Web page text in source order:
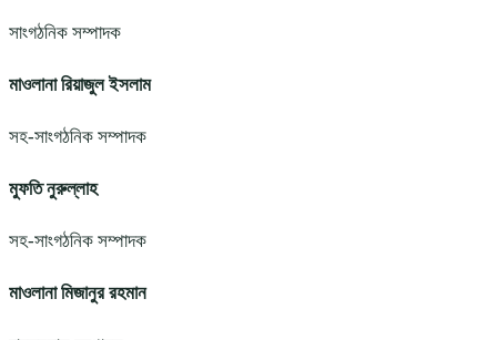
সাংগঠনিক সম্পাদক
মাওলানা রিয়াজুল ইসলাম
সহ-সাংগঠনিক সম্পাদক
মুফতি নুরুল্লাহ
সহ-সাংগঠনিক সম্পাদক
মাওলানা মিজানুর রহমান